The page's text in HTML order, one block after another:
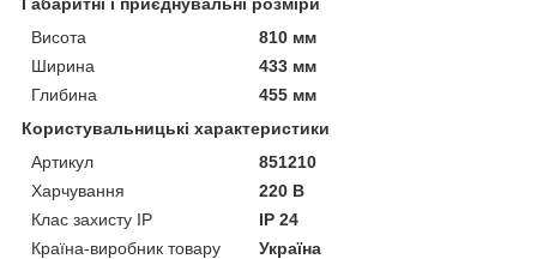
Висота
810 мм
Ширина
433 мм
Глибина
455 мм
Користувальницькі характеристики
Артикул
851210
Харчування
220 В
Клас захисту IP
IP 24
Країна-виробник товару
Україна